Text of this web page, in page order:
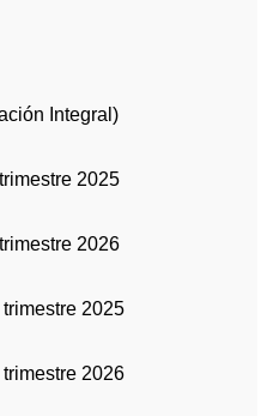
Integral)
2025
2026
2025
2026